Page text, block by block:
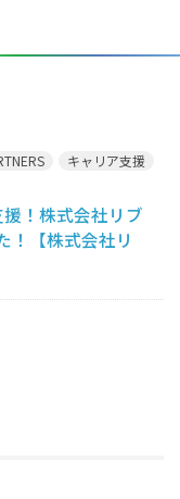
キャリア支援
！株式会社リブ
！【株式会社リ